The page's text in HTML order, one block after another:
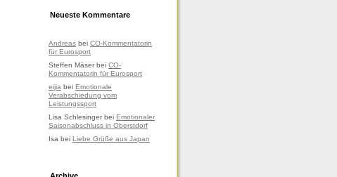
Neueste Kommentare
Andreas bei CO-Kommentatorin
für Eurosport
Steffen Mäserbei CO-
Kommentatorin für Eurosport
eijia bei Emotionale
Verabschiedung vom
Leistungssport
Lisa Schlesingerbei Emotionaler
Saisonabschluss in Oberstdorf
Isa bei Liebe Grüße aus Japan